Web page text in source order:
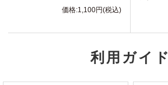
価格:1,100円(税込)
利用ガイド